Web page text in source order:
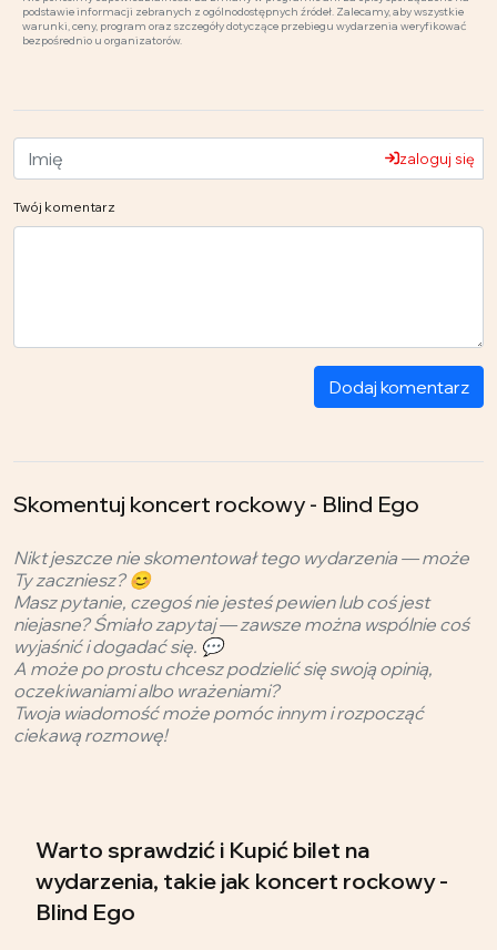
podstawie informacji zebranych z ogólnodostępnych źródeł. Zalecamy, aby wszystkie
warunki, ceny, program oraz szczegóły dotyczące przebiegu wydarzenia weryfikować
bezpośrednio u organizatorów.
zaloguj się
Twój komentarz
Dodaj komentarz
Skomentuj koncert rockowy - Blind Ego
Nikt jeszcze nie skomentował tego wydarzenia — może
Ty zaczniesz? 😊
Masz pytanie, czegoś nie jesteś pewien lub coś jest
niejasne? Śmiało zapytaj — zawsze można wspólnie coś
wyjaśnić i dogadać się. 💬
A może po prostu chcesz podzielić się swoją opinią,
oczekiwaniami albo wrażeniami?
Twoja wiadomość może pomóc innym i rozpocząć
ciekawą rozmowę!
Warto sprawdzić i Kupić bilet na
wydarzenia, takie jak koncert rockowy -
Blind Ego